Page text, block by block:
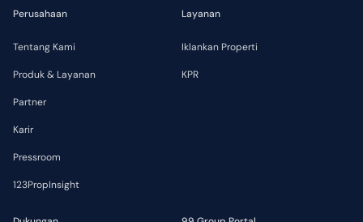
Perusahaan
Tentang Kami
Produk & Layanan
Partner
Karir
Pressroom
123PropInsight
Layanan
Iklankan Properti
KPR